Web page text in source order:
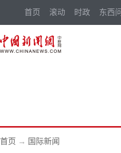
首页 滚动 时政 东西问
首页 → 国际新闻